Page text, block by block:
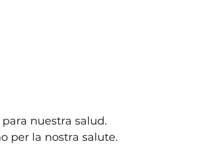
nuestra salud.
per la nostra salute.